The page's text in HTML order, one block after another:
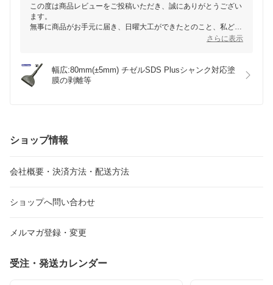
この度は商品レビューをご投稿いただき、誠にありがとうござい
ます。
無事に商品がお手元に届き、日曜大工ができたとのこと、私ども
りますので、ぜひご利用いただければ幸いです。
今後も何かご不明点やリクエストがございましたら、お気軽にご
さらに表示
幅広:80mm(±5mm) チゼルSDS Plusシャンク対応塗
膜の剥離等
ショップ情報
会社概要・決済方法・配送方法
ショップへ問い合わせ
メルマガ登録・変更
受注・発送カレンダー